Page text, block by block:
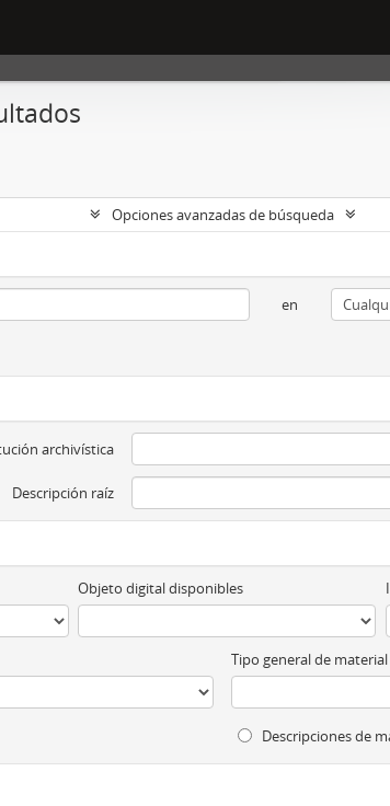
Opciones avanzadas de búsqueda
en
archivística
Descripción raíz
Objeto digital disponibles
Tipo general de material
Descripciones de